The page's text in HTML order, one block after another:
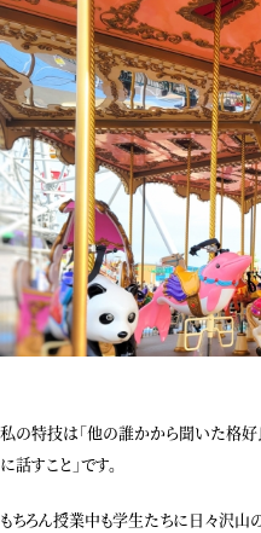
私の特技は「他の誰かから聞いた格
に話すこと」です。
もちろん授業中も学生たちに日々沢山